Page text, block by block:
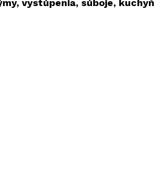
vystúpenia, súboje,